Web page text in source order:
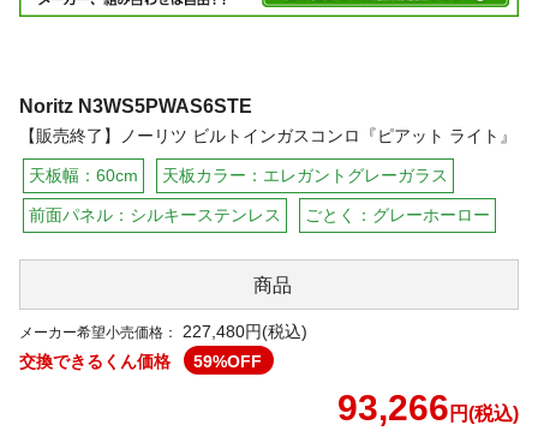
Noritz N3WS5PWAS6STE
【販売終了】ノーリツ ビルトインガスコンロ『ピアット ライト』
天板幅：60cm 天板カラー：エレガントグレーガラス
前面パネル：シルキーステンレス ごとく：グレーホーロー
商品
メーカー希望小売価格：
227,480円(税込)
交換できるくん価格
59%OFF
93,266 円(税込)